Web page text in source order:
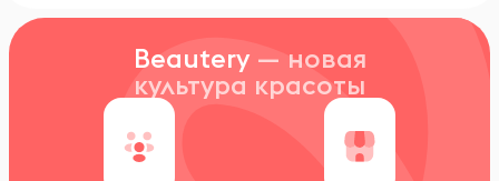
Beautery — новая
культура красоты